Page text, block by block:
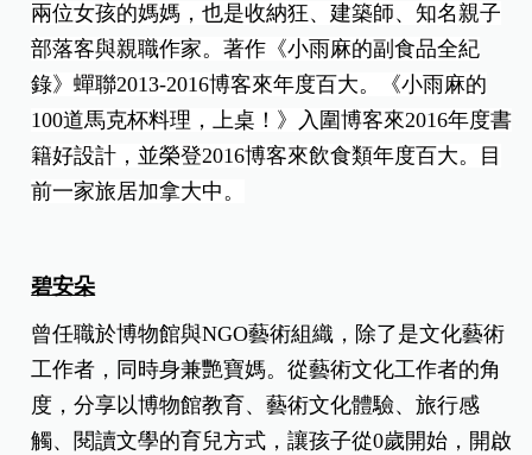
兩位女孩的媽媽，也是收納狂、建築師、知名親子
部落客與親職作家。著作《小雨麻的副食品全紀
錄》蟬聯2013-2016博客來年度百大。《小雨麻的
100道馬克杯料理，上桌！》入圍博客來2016年度書
籍好設計，並榮登2016博客來飲食類年度百大。目
前一家旅居加拿大中。
碧安朵
曾任職於博物館與NGO藝術組織，除了是文化藝術
工作者，同時身兼艷寶媽。從藝術文化工作者的角
度，分享以博物館教育、藝術文化體驗、旅行感
觸、閱讀文學的育兒方式，讓孩子從0歲開始，開啟